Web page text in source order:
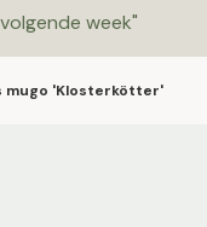
week"
mugo 'Klosterkötter'